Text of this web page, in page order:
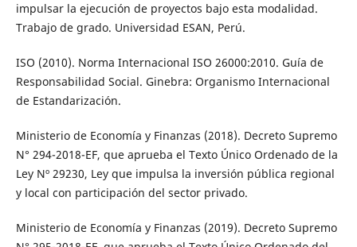
impulsar la ejecución de proyectos bajo esta modalidad.
Trabajo de grado. Universidad ESAN, Perú.
ISO (2010). Norma Internacional ISO 26000:2010. Guía de
Responsabilidad Social. Ginebra: Organismo Internacional
de Estandarización.
Ministerio de Economía y Finanzas (2018). Decreto Supremo
N° 294-2018-EF, que aprueba el Texto Único Ordenado de la
Ley Nº 29230, Ley que impulsa la inversión pública regional
y local con participación del sector privado.
Ministerio de Economía y Finanzas (2019). Decreto Supremo